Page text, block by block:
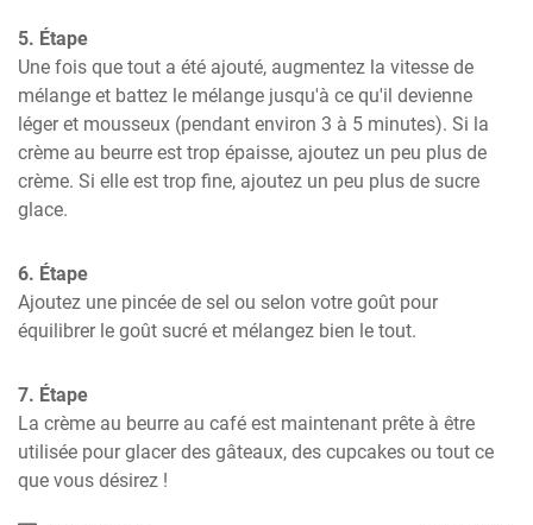
5. Étape
Une fois que tout a été ajouté, augmentez la vitesse de
mélange et battez le mélange jusqu'à ce qu'il devienne
léger et mousseux (pendant environ 3 à 5 minutes). Si la
crème au beurre est trop épaisse, ajoutez un peu plus de
crème. Si elle est trop fine, ajoutez un peu plus de sucre
glace.
6. Étape
Ajoutez une pincée de sel ou selon votre goût pour
équilibrer le goût sucré et mélangez bien le tout.
7. Étape
La crème au beurre au café est maintenant prête à être
utilisée pour glacer des gâteaux, des cupcakes ou tout ce
que vous désirez !